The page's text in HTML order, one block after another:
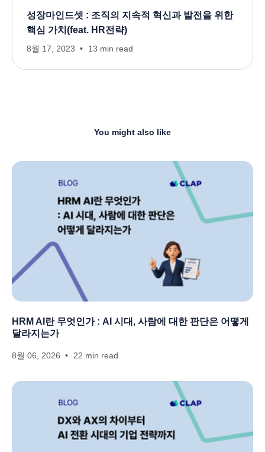
성장마인드셋 : 조직의 지속적 혁신과 발전을 위한
핵심 가치(feat. HR전략)
8월 17, 2023 13 min read
You might also like
HRM AI란 무엇인가 : AI 시대, 사람에 대한 판단은 어떻게
달라지는가
8월 06, 2026 22 min read